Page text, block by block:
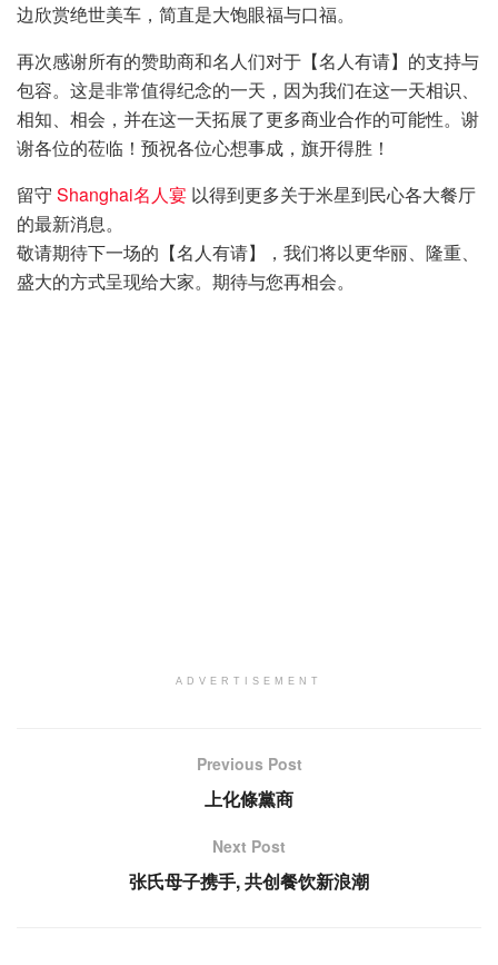
边欣赏绝世美车，简直是大饱眼福与口福。
再次感谢所有的赞助商和名人们对于【名人有请】的支持与
包容。这是非常值得纪念的一天，因为我们在这一天相识、
相知、相会，并在这一天拓展了更多商业合作的可能性。谢
谢各位的莅临！预祝各位心想事成，旗开得胜！
留守 Shanghai名人宴 以得到更多关于米星到民心各大餐厅
的最新消息。
敬请期待下一场的【名人有请】，我们将以更华丽、隆重、
盛大的方式呈现给大家。期待与您再相会。
ADVERTISEMENT
Previous Post
上化條黨商
Next Post
张氏母子携手, 共创餐饮新浪潮